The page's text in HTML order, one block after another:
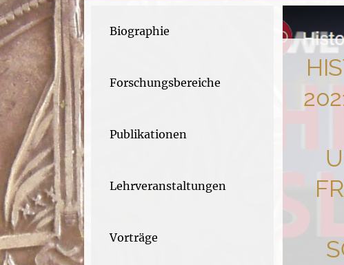
Biographie
Forschungsbereiche
Publikationen
Lehrveranstaltungen
Vorträge